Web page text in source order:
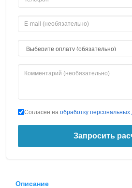
Согласен на обработку
Запросить
Описание